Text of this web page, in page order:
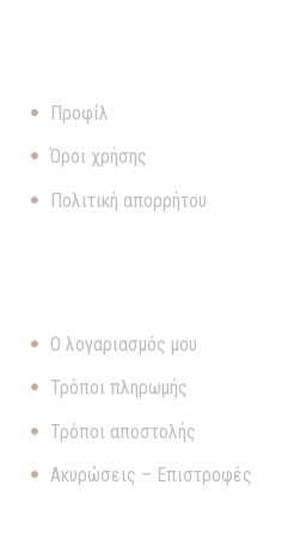
Προφίλ
Όροι χρήσης
Πολιτική απορρήτου
Ο λογαριασμός μου
Τρόποι πληρωμής
Τρόποι αποστολής
Ακυρώσεις – Επιστροφές